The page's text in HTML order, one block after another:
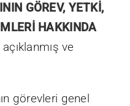
GÖREV, YETKİ,
HAKKINDA
ve
görevleri genel